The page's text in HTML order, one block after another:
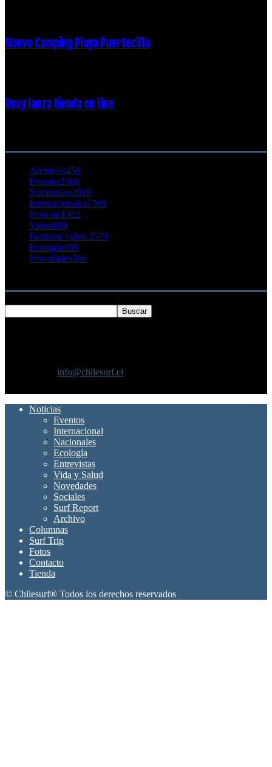
Nuevo Camping Playa Puertecillo
Roxy lanza tienda on line
Archivo2456
Eventos2386
Nacionales2019
Internacionales1709
Noticias1322
Video880
Featured video 2579
Ecología406
Novedades366
info@chilesurf.cl
Noticias
Eventos
Internacional
Nacionales
Ecología
Entrevistas
Vida y Salud
Novedades
Sociales
Surf Report
Archivo
Columnas
Surf Trip
Fotos
Contacto
Tienda
© Chilesurf® Todos los derechos reservados